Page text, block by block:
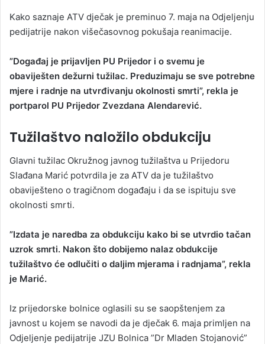
Kako saznaje ATV dječak je preminuo 7. maja na Odjeljenju
pedijatrije nakon višečasovnog pokušaja reanimacije.
”Događaj je prijavljen PU Prijedor i o svemu je
obaviješten dežurni tužilac. Preduzimaju se sve potrebne
mjere i radnje na utvrđivanju okolnosti smrti”, rekla je
portparol PU Prijedor Zvezdana Alendarević.
Tužilaštvo naložilo obdukciju
Glavni tužilac Okružnog javnog tužilaštva u Prijedoru
Slađana Marić potvrdila je za ATV da je tužilaštvo
obaviješteno o tragičnom događaju i da se ispituju sve
okolnosti smrti.
”Izdata je naredba za obdukciju kako bi se utvrdio tačan
uzrok smrti. Nakon što dobijemo nalaz obdukcije
tužilaštvo će odlučiti o daljim mjerama i radnjama”, rekla
je Marić.
Iz prijedorske bolnice oglasili su se saopštenjem za
javnost u kojem se navodi da je dječak 6. maja primljen na
Odjeljenje pedijatrije JZU Bolnica ”Dr Mladen Stojanović”